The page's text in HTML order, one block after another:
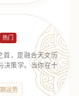
热门
首，是融合天文历
决策学。当你在十
运势